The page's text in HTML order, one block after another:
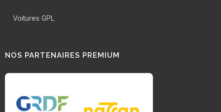
Voitures GPL
NOS PARTENAIRES PREMIUM